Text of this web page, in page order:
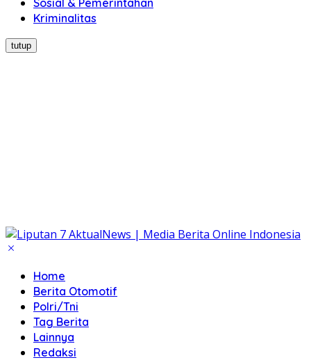
Sosial & Pemerintahan
Kriminalitas
tutup
Home
Berita Otomotif
Polri/Tni
Tag Berita
Lainnya
Redaksi